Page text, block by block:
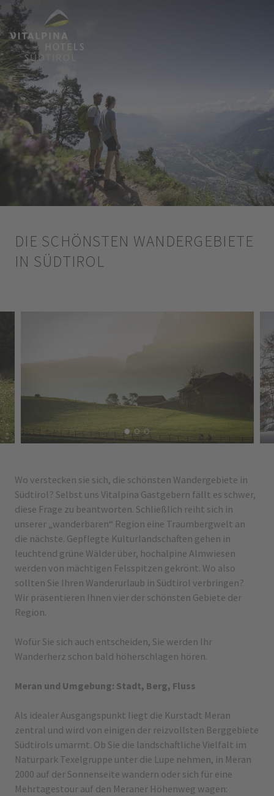
DIE SCHÖNSTEN WANDERGEBIETE
IN SÜDTIROL
Wo verstecken sie sich, die schönsten Wandergebiete in
Südtirol? Selbst uns Vitalpina Gastgebern fällt es schwer,
diese Frage zu beantworten. Schließlich reiht sich in
unserer „wanderbaren“ Region eine Traumbergwelt an
die nächste. Gepflegte Kulturlandschaften gehen in
leuchtend grüne Wälder über, hochalpine Almwiesen
werden von mächtigen Felsspitzen gekrönt. Wo also
sollten Sie Ihren Wanderurlaub in Südtirol verbringen?
Wir präsentieren Ihnen vier der schönsten Gebiete der
Region.
Wofür Sie sich auch entscheiden, Sie werden Ihr
Wanderherz schon bald höherschlagen hören.
Meran und Umgebung: Stadt, Berg, Fluss
Als idealer Ausgangspunkt liegt die Kurstadt Meran
zentral und wird von einigen der reizvollsten Berggebiete
Südtirols umarmt. Ob Sie die landschaftliche Vielfalt im
Naturpark Texelgruppe unter die Lupe nehmen, in Meran
2000 auf der Sonnenseite wandern oder sich für eine
Mehrtagestour auf den Meraner Höhenweg wagen: